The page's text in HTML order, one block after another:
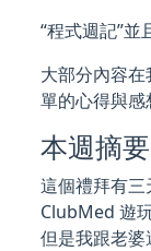
“程式週記”並
大部分內容在
單的心得與感
本週摘要
這個禮拜有
ClubMed 遊
但是我跟老婆